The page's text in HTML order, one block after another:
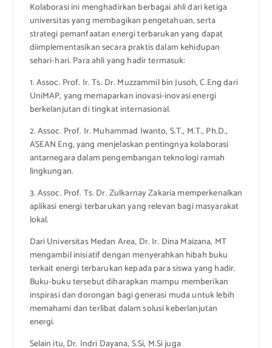
Kolaborasi ini menghadirkan berbagai ahli dari ketiga
universitas yang membagikan pengetahuan, serta
strategi pemanfaatan energi terbarukan yang dapat
diimplementasikan secara praktis dalam kehidupan
sehari-hari. Para ahli yang hadir termasuk:
1. Assoc. Prof. Ir. Ts. Dr. Muzzammil bin Jusoh, C.Eng dari
UniMAP, yang memaparkan inovasi-inovasi energi
berkelanjutan di tingkat internasional.
2. Assoc. Prof. Ir. Muhammad Iwanto, S.T., M.T., Ph.D.,
ASEAN Eng, yang menjelaskan pentingnya kolaborasi
antarnegara dalam pengembangan teknologi ramah
lingkungan.
3. Assoc. Prof. Ts. Dr. Zulkarnay Zakaria memperkenalkan
aplikasi energi terbarukan yang relevan bagi masyarakat
lokal.
Dari Universitas Medan Area, Dr. Ir. Dina Maizana, MT
mengambil inisiatif dengan menyerahkan hibah buku
terkait energi terbarukan kepada para siswa yang hadir.
Buku-buku tersebut diharapkan mampu memberikan
inspirasi dan dorongan bagi generasi muda untuk lebih
memahami dan terlibat dalam solusi keberlanjutan
energi.
Selain itu, Dr. Indri Dayana, S.Si, M.Si juga